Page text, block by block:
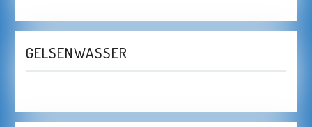
GELSENWASSER